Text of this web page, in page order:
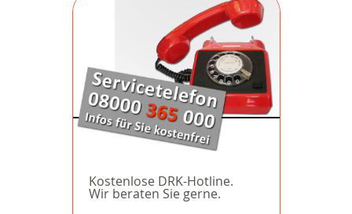
Kostenlose DRK-Hotline.
Wir beraten Sie gerne.